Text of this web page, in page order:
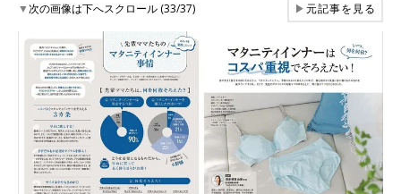
▼次の画像は下へスクロール (33/37) ▶元記事を見る